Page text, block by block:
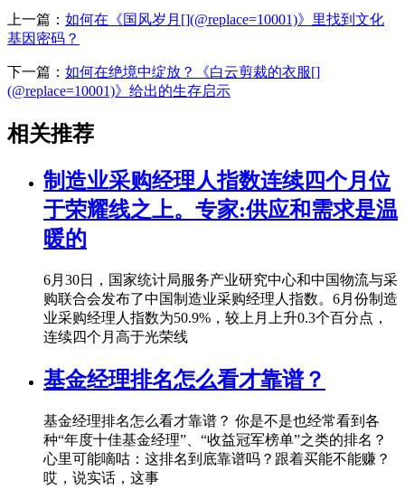
上一篇： 如何在《国风岁月[](@replace=10001)》里找到文化
基因密码？
下一篇： 如何在绝境中绽放？《白云剪裁的衣服[]
(@replace=10001)》给出的生存启示
相关推荐
制造业采购经理人指数连续四个月位
于荣耀线之上。专家:供应和需求是温
暖的
6月30日，国家统计局服务产业研究中心和中国物流与采
购联合会发布了中国制造业采购经理人指数。6月份制造
业采购经理人指数为50.9%，较上月上升0.3个百分点，
连续四个月高于光荣线
基金经理排名怎么看才靠谱？
基金经理排名怎么看才靠谱？ 你是不是也经常看到各
种“年度十佳基金经理”、“收益冠军榜单”之类的排名？
心里可能嘀咕：这排名到底靠谱吗？跟着买能不能赚？
哎，说实话，这事